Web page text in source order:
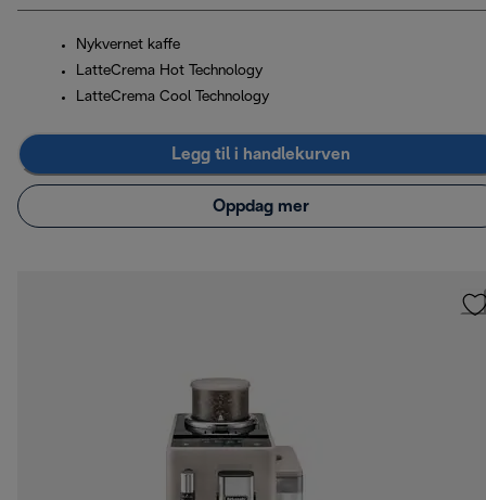
Nykvernet kaffe
LatteCrema Hot Technology
LatteCrema Cool Technology
Legg til i handlekurven
Oppdag mer